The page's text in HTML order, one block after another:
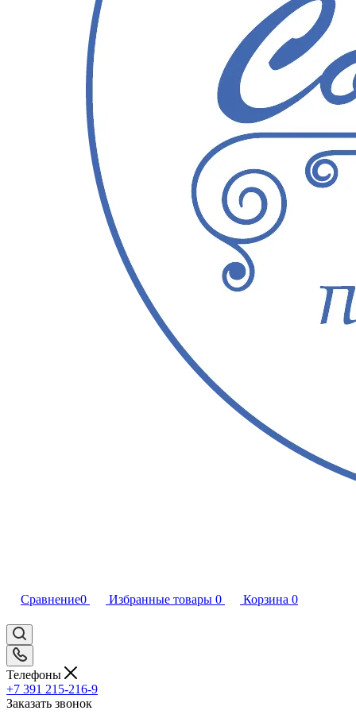
Сравнение0 Избранные товары 0 Корзина 0
Телефоны
+7 391 215-216-9
Заказать звонок